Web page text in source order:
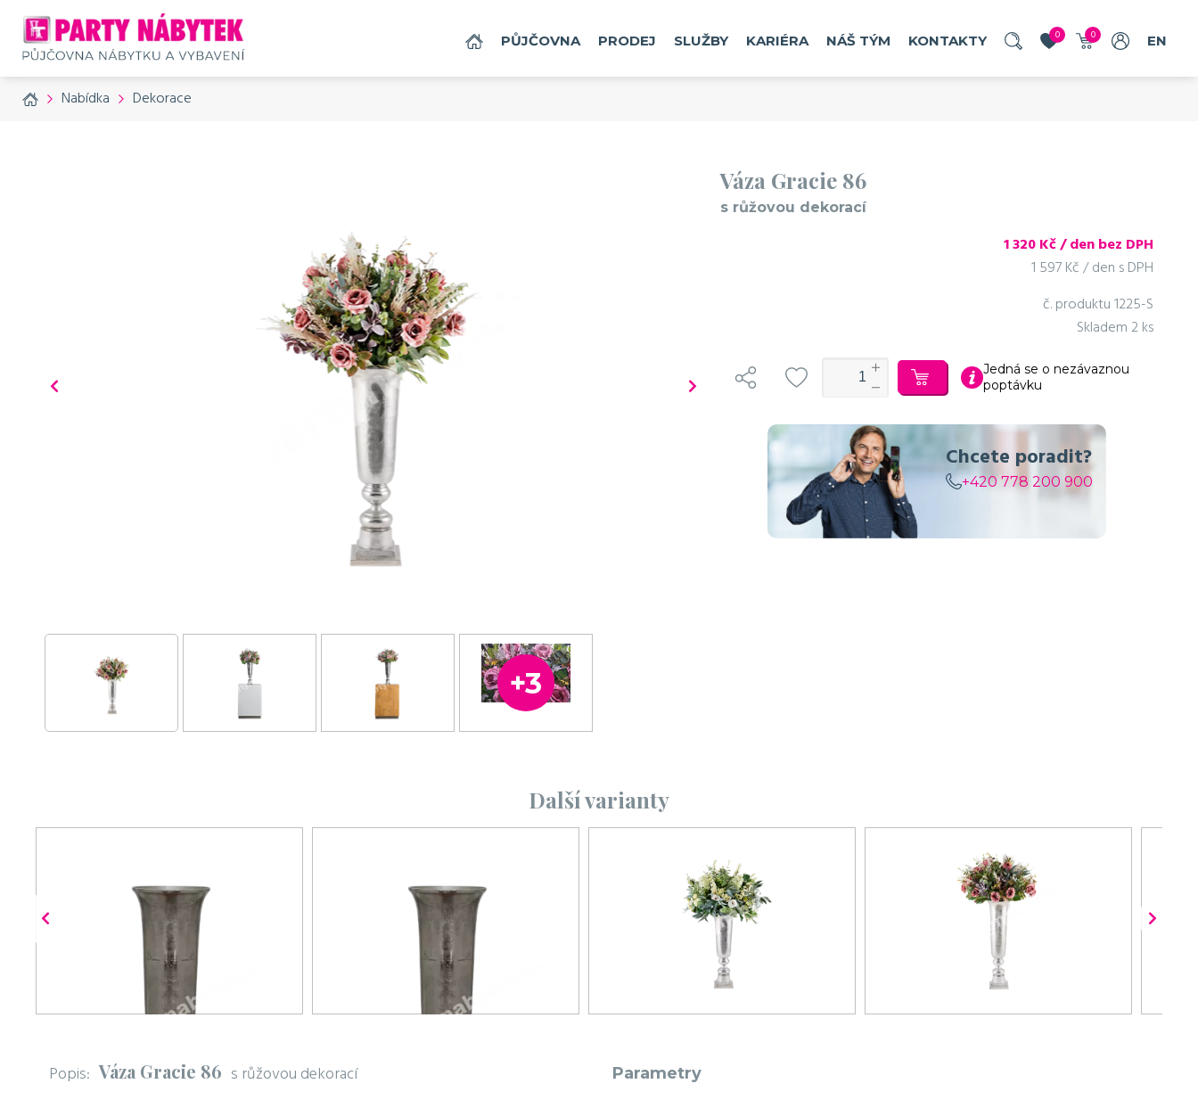
DOMŮPŮJČOVNA PRODEJ SLUŽBY KARIÉRA NÁŠ TÝM KONTAKTY 0 0 EN
Home Nabídka Dekorace
Váza Gracie 86
s růžovou dekorací
1 320Kč / den bez DPH
1 597 Kč / den s DPH
č. produktu1225-S
Skladem 2 ks
Jedná se o nezávaznou
poptávku
Chcete poradit?
+420 778 200 900
Další varianty
Popis: Váza Gracie 86 s růžovou dekorací Parametry